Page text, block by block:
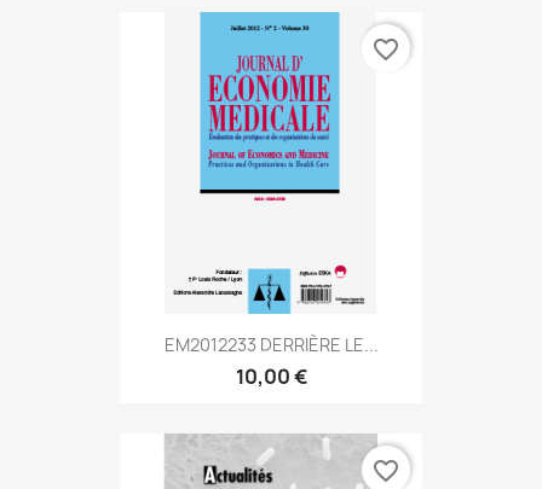
EM2012233 DERRIÈRE LE...
10,00 €
favorite_border
favorite_border